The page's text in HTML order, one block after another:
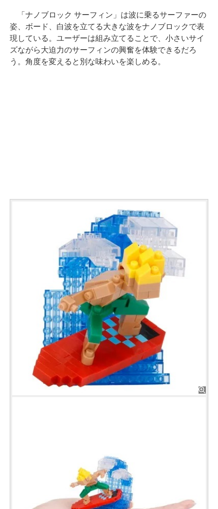
「ナノブロック サーフィン」は波に乗るサーファーの
姿、ボード、白波を立てる大きな波をナノブロックで表
現している。ユーザーは組み立てることで、小さいサイ
ズながら大迫力のサーフィンの興奮を体験できるだろ
う。角度を変えると別な味わいを楽しめる。